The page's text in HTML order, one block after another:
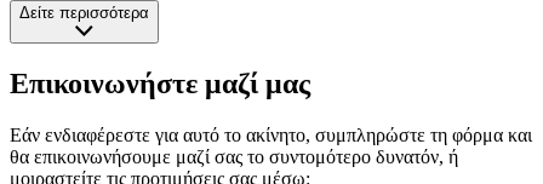
Δείτε περισσότερα
Επικοινωνήστε μαζί μας
Εάν ενδιαφέρεστε για αυτό το ακίνητο, συμπληρώστε τη φόρμα και
θα επικοινωνήσουμε μαζί σας το συντομότερο δυνατόν, ή
μοιραστείτε τις προτιμήσεις σας μέσω: